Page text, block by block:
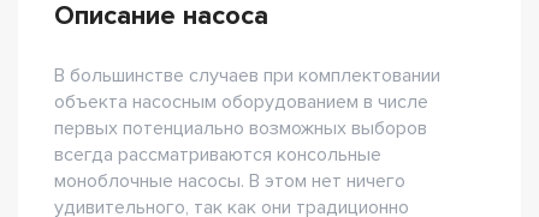
Описание насоса
В большинстве случаев при комплектовании
объекта насосным оборудованием в числе
первых потенциально возможных выборов
всегда рассматриваются консольные
моноблочные насосы. В этом нет ничего
удивительного, так как они традиционно